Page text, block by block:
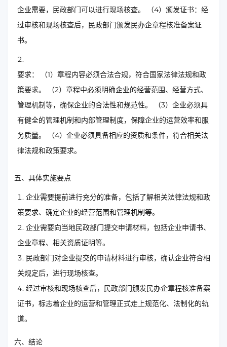
企业需要，民政部门可以进行现场核查。 （4）颁发证书：经
过审核和现场核查后，民政部门颁发民办企章程核准备案证
书。
要求： （1）章程内容必须合法合规，符合国家法律法规和政
策要求。 （2）章程中必须明确企业的经营范围、经营方式、
管理机制等，确保企业的合法性和规范性。 （3）企业必须具
有健全的管理机制和内部管理制度，保障企业的运营效率和服
务质量。 （4）企业必须具备相应的资质和条件，符合相关法
律法规和政策要求。
五、具体实施要点
企业需要提前进行充分的准备，包括了解相关法律法规和政
策要求、确定企业的经营范围和管理机制等。
企业需要向当地民政部门提交申请材料，包括企业申请书、
企业章程、相关资质证明等。
民政部门对企业提交的申请材料进行审核，确认企业符合相
关规定后，进行现场核查。
经过审核和现场核查后，民政部门颁发民办企章程核准备案
证书，标志着企业的运营和管理正式走上规范化、法制化的轨
道。
六、结论